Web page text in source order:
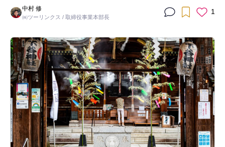
中村 修
㈱ツーリンクス / 取締役事業本部長
1